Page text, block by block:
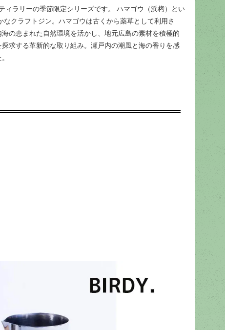
ラリーの季節限定シリーズです。 ハマゴウ（浜栲）とい
クラフトジン。ハマゴウは古くから薬草として利用さ
の恵まれた自然環境を活かし、地元広島の素材を積極的
求する革新的な取り組み。瀬戸内の潮風と海の香りを感